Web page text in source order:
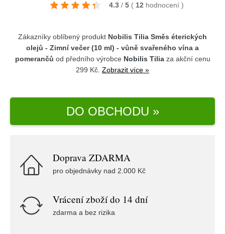
4.3 / 5 ( 12 hodnocení )
Zákazníky oblíbený produkt Nobilis Tilia Směs éterických
olejů - Zimní večer (10 ml) - vůně svařeného vína a
pomerančů od předního výrobce Nobilis Tiliaza akční cenu
299 Kč. Zobrazit více »
DO OBCHODU »
Doprava ZDARMA
pro objednávky nad 2.000 Kč
Vrácení zboží do 14 dní
zdarma a bez rizika